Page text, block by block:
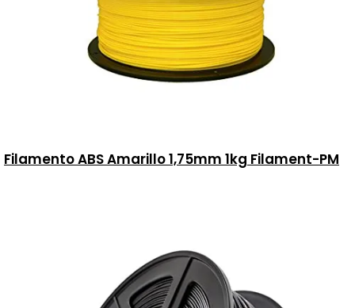
Filamento ABS Amarillo 1,75mm 1kg Filament-PM